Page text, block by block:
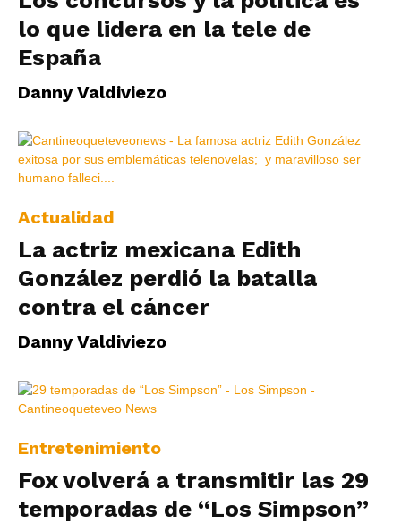
lo que lidera en la tele de
España
Danny Valdiviezo
Actualidad
La actriz mexicana Edith
González perdió la batalla
contra el cáncer
Danny Valdiviezo
Entretenimiento
Fox volverá a transmitir las 29
temporadas de “Los Simpson”